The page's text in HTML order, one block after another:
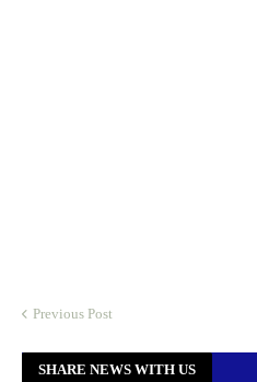
Previous Post
SHARE NEWS WITH US